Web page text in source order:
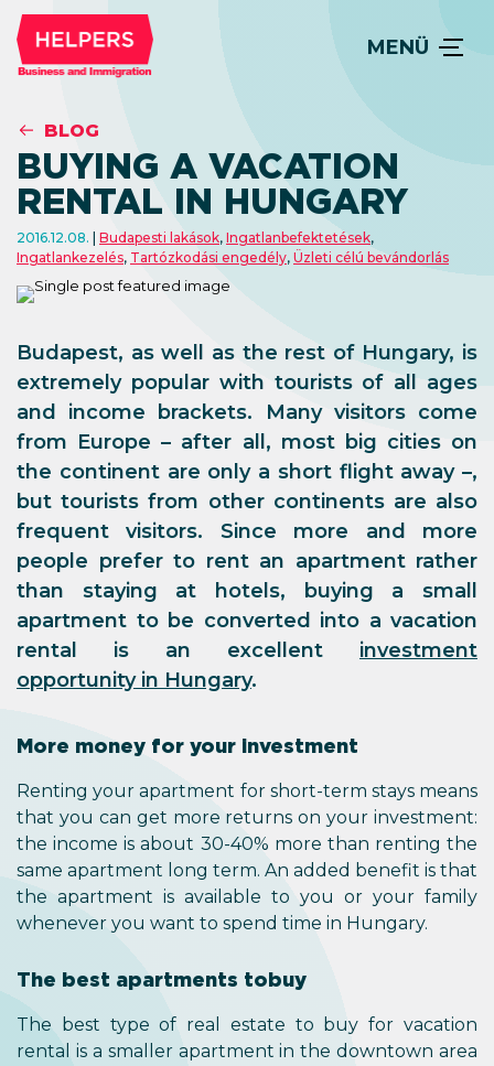
MENÜ
BLOG
BUYING A VACATION
RENTAL IN HUNGARY
2016.12.08. Budapesti lakások, Ingatlanbefektetések,
Ingatlankezelés, Tartózkodási engedély, Üzleti célú bevándorlás
Budapest, as well as the rest of Hungary, is
extremely popular with tourists of all ages
and income brackets. Many visitors come
from Europe – after all, most big cities on
the continent are only a short flight away –,
but tourists from other continents are also
frequent visitors. Since more and more
people prefer to rent an apartment rather
than staying at hotels, buying a small
apartment to be converted into a vacation
rental is an excellent investment
opportunity in Hungary.
More money for your investment
Renting your apartment for short-term stays means
that you can get more returns on your investment:
the income is about 30-40% more than renting the
same apartment long term. An added benefit is that
the apartment is available to you or your family
whenever you want to spend time in Hungary.
The best apartments to buy
The best type of real estate to buy for vacation
rental is a smaller apartment in the downtown area